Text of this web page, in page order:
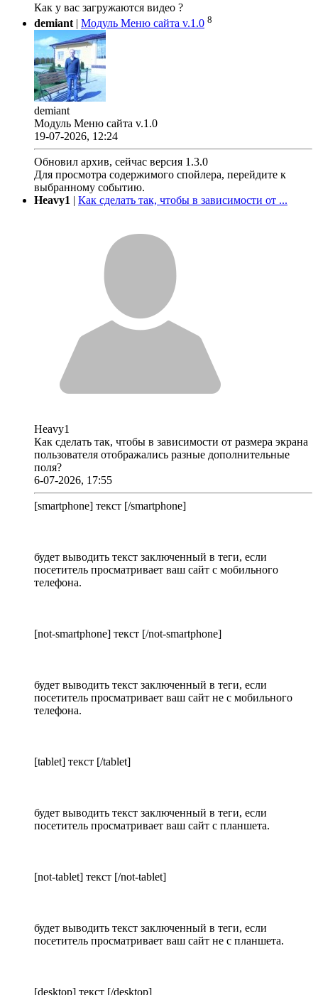
Как у вас загружаются видео ?
demiant | Модуль Меню сайта v.1.0 8
demiant
Модуль Меню сайта v.1.0
19-07-2026, 12:24
Обновил архив, сейчас версия 1.3.0
Для просмотра содержимого спойлера, перейдите к
выбранному событию.
Heavy1 | Как сделать так, чтобы в зависимости от ...
Heavy1
Как сделать так, чтобы в зависимости от размера экрана
пользователя отображались разные дополнительные
поля?
6-07-2026, 17:55
[smartphone] текст [/smartphone]
будет выводить текст заключенный в теги, если
посетитель просматривает ваш сайт с мобильного
телефона.
[not-smartphone] текст [/not-smartphone]
будет выводить текст заключенный в теги, если
посетитель просматривает ваш сайт не с мобильного
телефона.
[tablet] текст [/tablet]
будет выводить текст заключенный в теги, если
посетитель просматривает ваш сайт с планшета.
[not-tablet] текст [/not-tablet]
будет выводить текст заключенный в теги, если
посетитель просматривает ваш сайт не с планшета.
[desktop] текст [/desktop]